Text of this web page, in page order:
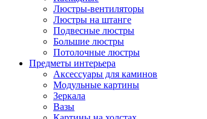
Люстры-вентиляторы
Люстры на штанге
Подвесные люстры
Большие люстры
Потолочные люстры
Предметы интерьера
Аксессуары для каминов
Модульные картины
Зеркала
Вазы